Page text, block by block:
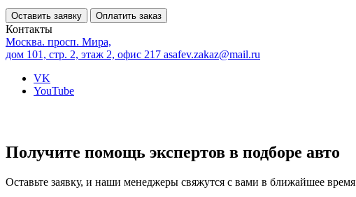
Оставить заявку Оплатить заказ
Контакты
Москва. просп. Мира,
дом 101, стр. 2, этаж 2, офис 217 asafev.zakaz@mail.ru
VK
YouTube
Получите помощь экспертов в подборе авто
Оставьте заявку, и наши менеджеры свяжутся с вами в ближайшее время